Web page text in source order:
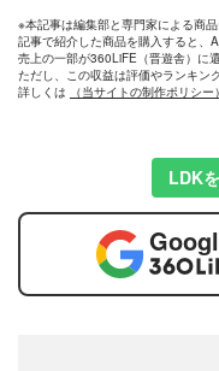
※本記事は編集部と専門家による商
記事で紹介した商品を購入すると、
売上の一部が360LiFE（晋遊舎）に還
ただし、この収益は評価やランキン
詳しくは
（当サイトの制作ポリシー
LDK